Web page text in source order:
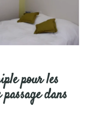
pour les
dans